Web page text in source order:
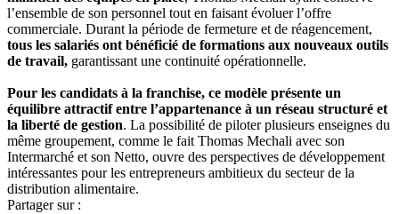
l’ensemble de son personnel tout en faisant évoluer l’offre
commerciale. Durant la période de fermeture et de réagencement,
tous les salariés ont bénéficié de formations aux nouveaux outils
de travail, garantissant une continuité opérationnelle.
Pour les candidats à la franchise, ce modèle présente un
équilibre attractif entre l’appartenance à un réseau structuré et
la liberté de gestion. La possibilité de piloter plusieurs enseignes du
même groupement, comme le fait Thomas Mechali avec son
Intermarché et son Netto, ouvre des perspectives de développement
intéressantes pour les entrepreneurs ambitieux du secteur de la
distribution alimentaire.
Partager sur :